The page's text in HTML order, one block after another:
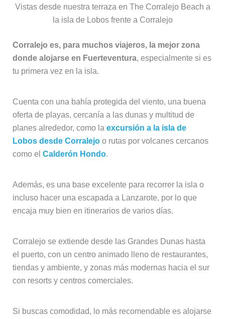
Vistas desde nuestra terraza en The Corralejo Beach a
la isla de Lobos frente a Corralejo
Corralejo es, para muchos viajeros, la mejor zona
donde alojarse en Fuerteventura, especialmente si es
tu primera vez en la isla.
Cuenta con una bahía protegida del viento, una buena
oferta de playas, cercanía a las dunas y multitud de
planes alrededor, como la excursión a la isla de
Lobos desde Corralejoo rutas por volcanes cercanos
como el Calderón Hondo.
Además, es una base excelente para recorrer la isla o
incluso hacer una escapada a Lanzarote, por lo que
encaja muy bien en itinerarios de varios días.
Corralejo se extiende desde las Grandes Dunas hasta
el puerto, con un centro animado lleno de restaurantes,
tiendas y ambiente, y zonas más modernas hacia el sur
con resorts y centros comerciales.
Si buscas comodidad, lo más recomendable es alojarse